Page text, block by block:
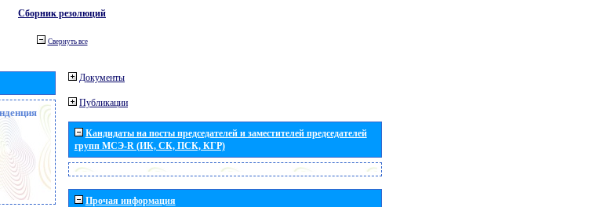
Сборник резолюций
Свернуть все
Документы
Публикации
Кандидаты на посты председателей и заместителей председателей
групп МСЭ-R (ИК, СК, ПСК, КГР)
Прочая информация